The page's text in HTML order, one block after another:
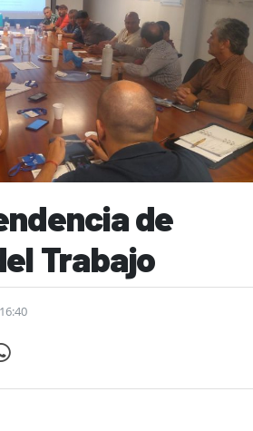
de
Trabajo